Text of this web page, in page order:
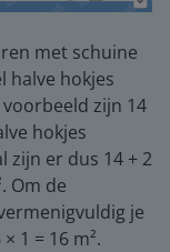
met schuine
halve hokjes
zijn 14
hokjes
zijn er dus 14 + 2
Om de
je
1 = 16 m².